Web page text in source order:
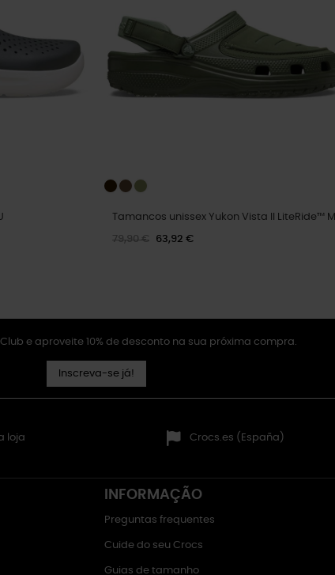
Tamancos unissex Yukon Vista II LiteRide™ M
79,90 € 63,92 €
e aproveite 10% de desconto na sua próxima compra.
Inscreva-se já!
loja Crocs.es (España)
INFORMAÇÃO
Preguntas frequentes
Cuide do seu Crocs
Guias de tamanho